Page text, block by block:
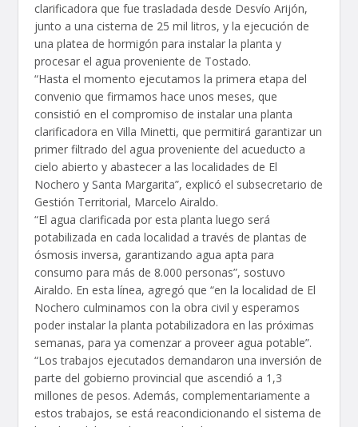
clarificadora que fue trasladada desde Desvío Arijón,
junto a una cisterna de 25 mil litros, y la ejecución de
una platea de hormigón para instalar la planta y
procesar el agua proveniente de Tostado.
“Hasta el momento ejecutamos la primera etapa del
convenio que firmamos hace unos meses, que
consistió en el compromiso de instalar una planta
clarificadora en Villa Minetti, que permitirá garantizar un
primer filtrado del agua proveniente del acueducto a
cielo abierto y abastecer a las localidades de El
Nochero y Santa Margarita”, explicó el subsecretario de
Gestión Territorial, Marcelo Airaldo.
“El agua clarificada por esta planta luego será
potabilizada en cada localidad a través de plantas de
ósmosis inversa, garantizando agua apta para
consumo para más de 8.000 personas”, sostuvo
Airaldo. En esta línea, agregó que “en la localidad de El
Nochero culminamos con la obra civil y esperamos
poder instalar la planta potabilizadora en las próximas
semanas, para ya comenzar a proveer agua potable”.
“Los trabajos ejecutados demandaron una inversión de
parte del gobierno provincial que ascendió a 1,3
millones de pesos. Además, complementariamente a
estos trabajos, se está reacondicionando el sistema de